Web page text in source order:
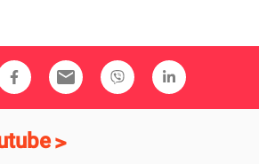
email
>